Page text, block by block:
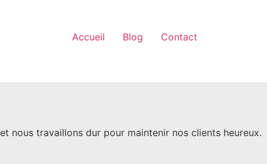
Accueil Blog Contact
nous travaillons dur pour maintenir nos clients heureux.